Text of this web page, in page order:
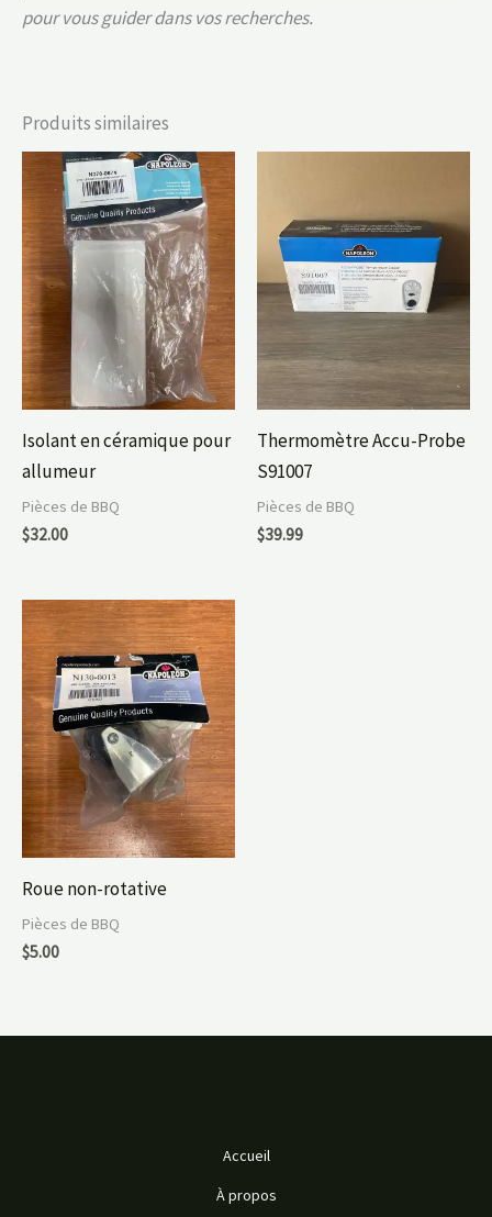
pour vous guider dans vos recherches.
Produits similaires
Isolant en céramique pour
allumeur
Pièces de BBQ
$32.00
Thermomètre Accu-Probe
S91007
Pièces de BBQ
$39.99
Roue non-rotative
Pièces de BBQ
$5.00
Accueil
À propos